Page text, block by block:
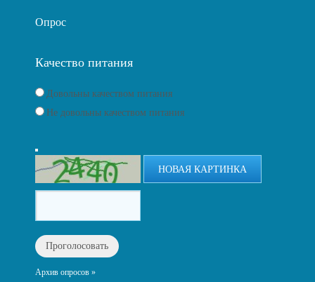
Опрос
Качество питания
Довольны качеством питания
Не довольны качеством питания
НОВАЯ КАРТИНКА
Архив опросов »